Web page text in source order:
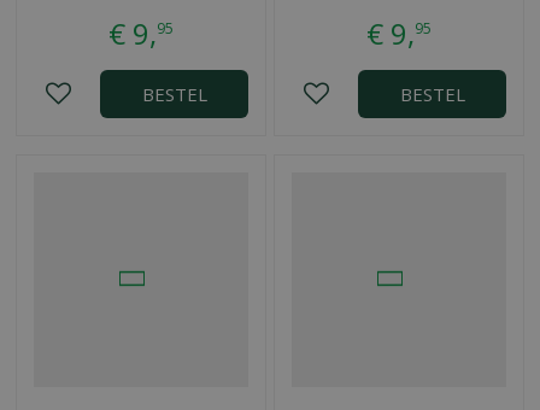
€ 9,95
BESTEL
€ 9,95
BESTEL